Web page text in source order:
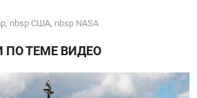
, nbsp США, nbsp NASA
ПО ТЕМЕ ВИДЕО